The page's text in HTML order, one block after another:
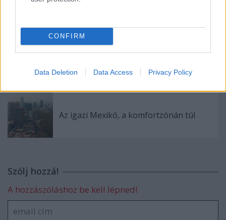
CONFIRM
Data Deletion Data Access Privacy Policy
Megint elindultak a határátkelők, Orbán
Az igazi Mexikó, a komfortzónán túl
Szólj hozzá!
A hozzászóláshoz be kell lépned!